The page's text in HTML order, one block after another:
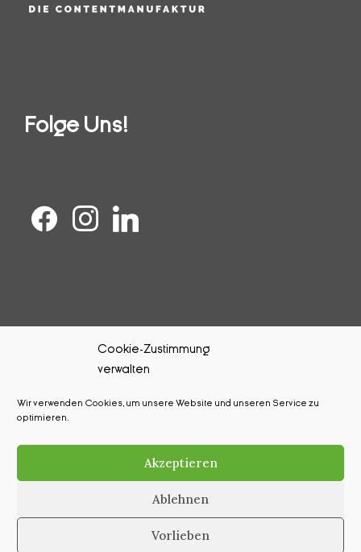
Cookie-Zustimmung
verwalten
Wir verwenden Cookies, um unsere Website und unseren Service zu
optimieren.
Akzeptieren
Ablehnen
Vorlieben
Folge Uns!
Impressum
Cookie-Richtlinie (EU)
Copyright © 2025. Mia Media Leipzig GmbH. Alle